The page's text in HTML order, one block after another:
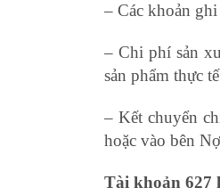
– Các khoản
– Chi phí sản
sản phẩm thực
– Kết chuyển
hoặc vào bên
Tài khoản 627